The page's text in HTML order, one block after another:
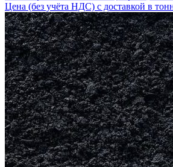
Цена (без учёта НДС) с доставкой в